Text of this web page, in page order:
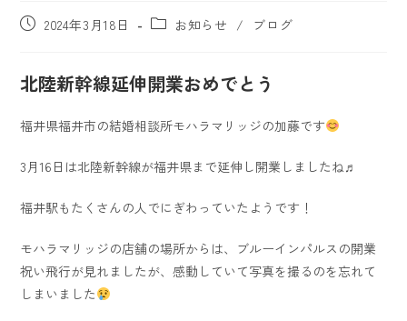
2024年3月18日 お知らせ / ブログ
北陸新幹線延伸開業おめでとう
福井県福井市の結婚相談所モハラマリッジの加藤です
3月16日は北陸新幹線が福井県まで延伸し開業しましたね♬
福井駅もたくさんの人でにぎわっていたようです！
モハラマリッジの店舗の場所からは、ブルーインパルスの開業
祝い飛行が見れましたが、感動していて写真を撮るのを忘れて
しまいました